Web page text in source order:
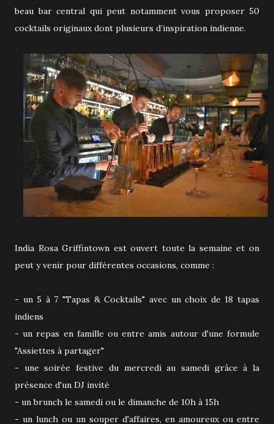
beau bar central qui peut notamment vous proposer 50
cocktails originaux dont plusieurs d’inspiration indienne.
India Rosa Griffintown est ouvert toute la semaine et on
peut y venir pour différentes occasions, comme :
- un 5 à 7 "Tapas & Cocktails" avec un choix de 18 tapas
indiens
- un repas en famille ou entre amis autour d'une formule
"Assiettes à partager"
- une soirée festive du mercredi au samedi grâce à la
présence d'un DJ invité
- un brunch le samedi ou le dimanche de 10h à 15h
- un lunch ou un souper d'affaires, en amoureux ou entre